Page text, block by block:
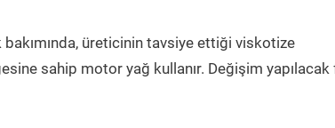
üreticinin tavsiye ettiği viskotize
sahip motor yağ kullanır. Değişim